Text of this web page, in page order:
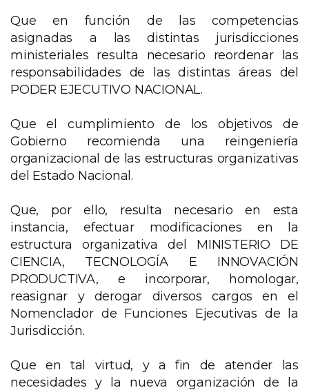
Que en función de las competencias
asignadas a las distintas jurisdicciones
ministeriales resulta necesario reordenar las
responsabilidades de las distintas áreas del
PODER EJECUTIVO NACIONAL.
Que el cumplimiento de los objetivos de
Gobierno recomienda una reingeniería
organizacional de las estructuras organizativas
del Estado Nacional.
Que, por ello, resulta necesario en esta
instancia, efectuar modificaciones en la
estructura organizativa del MINISTERIO DE
CIENCIA, TECNOLOGÍA E INNOVACIÓN
PRODUCTIVA, e incorporar, homologar,
reasignar y derogar diversos cargos en el
Nomenclador de Funciones Ejecutivas de la
Jurisdicción.
Que en tal virtud, y a fin de atender las
necesidades y la nueva organización de la